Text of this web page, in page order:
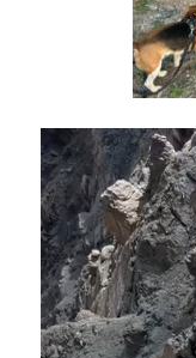
Lecteur
vidéo